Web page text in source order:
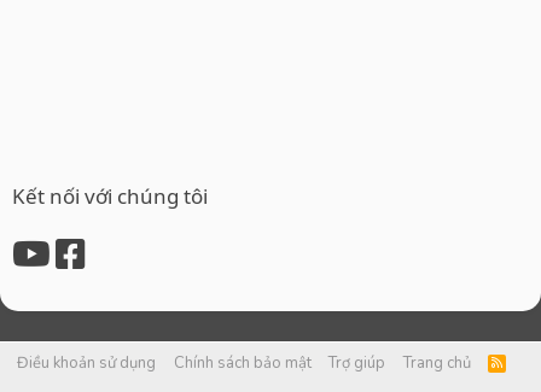
Kết nối với chúng tôi
Điều khoản sử dụng Chính sách bảo mật Trợ giúp Trang chủ
R
S